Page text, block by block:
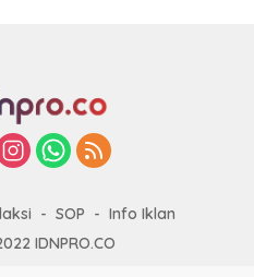
SOP
Info Iklan
IDNPRO.CO